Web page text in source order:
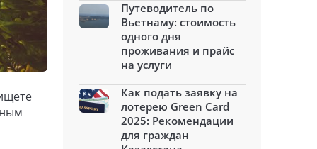
Путеводитель по
Вьетнаму: стоимость
одного дня
проживания и прайс
на услуги
Как подать заявку на
лотерею Green Card
2025: Рекомендации
для граждан